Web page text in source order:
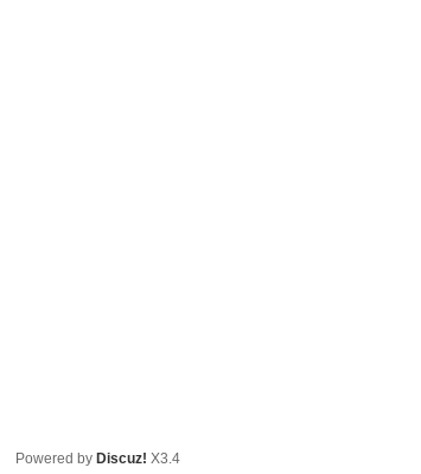
Powered by Discuz! X3.4